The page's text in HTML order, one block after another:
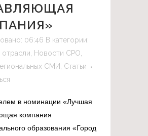
06:46 В категории:
Новости СРО
СМИ
Статьи
в номинации «Лучшая
компания
образования «Город